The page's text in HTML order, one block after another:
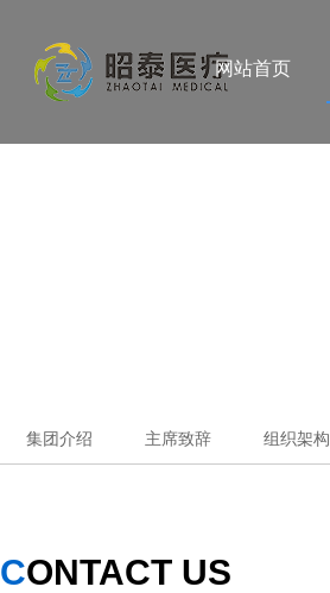
网站首页
集团介绍 主席致辞 组织架构
CONTACT US